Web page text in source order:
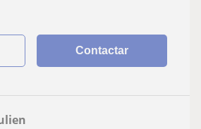
Contactar